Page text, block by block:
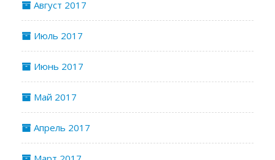
Август 2017
Июль 2017
Июнь 2017
Май 2017
Апрель 2017